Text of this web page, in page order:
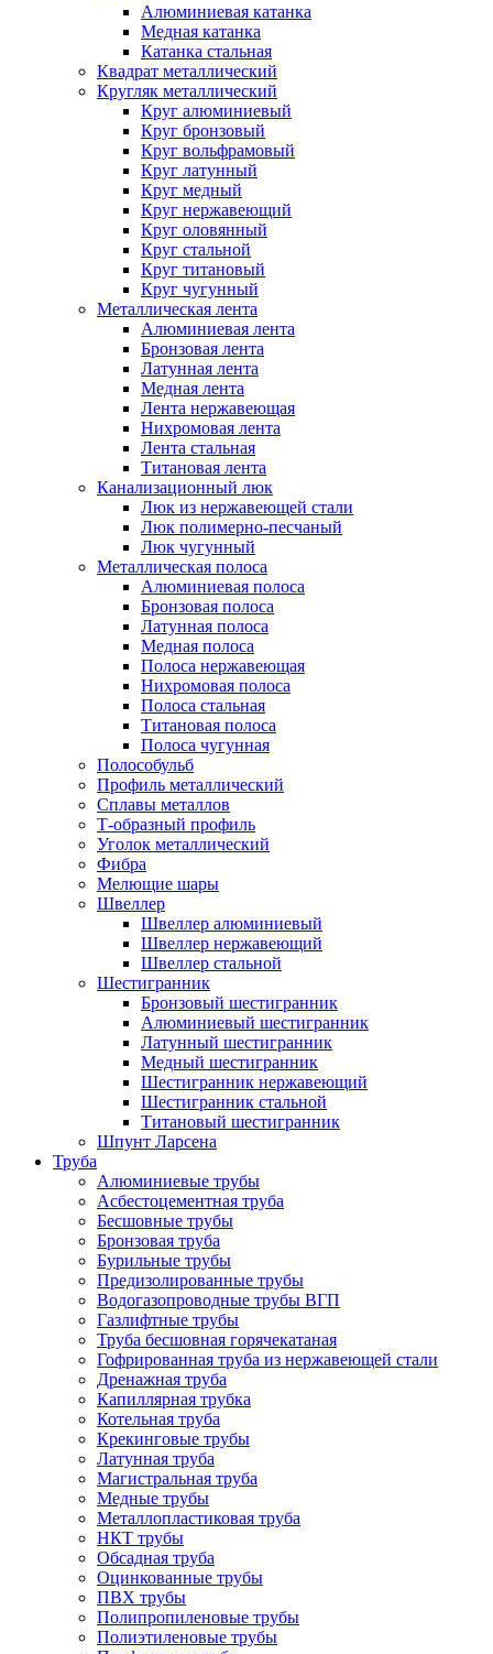
Алюминиевая катанка
Медная катанка
Катанка стальная
Квадрат металлический
Кругляк металлический
Круг алюминиевый
Круг бронзовый
Круг вольфрамовый
Круг латунный
Круг медный
Круг нержавеющий
Круг оловянный
Круг стальной
Круг титановый
Круг чугунный
Металлическая лента
Алюминиевая лента
Бронзовая лента
Латунная лента
Медная лента
Лента нержавеющая
Нихромовая лента
Лента стальная
Титановая лента
Канализационный люк
Люк из нержавеющей стали
Люк полимерно-песчаный
Люк чугунный
Металлическая полоса
Алюминиевая полоса
Бронзовая полоса
Латунная полоса
Медная полоса
Полоса нержавеющая
Нихромовая полоса
Полоса стальная
Титановая полоса
Полоса чугунная
Полособульб
Профиль металлический
Сплавы металлов
Т-образный профиль
Уголок металлический
Фибра
Мелющие шары
Швеллер
Швеллер алюминиевый
Швеллер нержавеющий
Швеллер стальной
Шестигранник
Бронзовый шестигранник
Алюминиевый шестигранник
Латунный шестигранник
Медный шестигранник
Шестигранник нержавеющий
Шестигранник стальной
Титановый шестигранник
Шпунт Ларсена
Труба
Алюминиевые трубы
Асбестоцементная труба
Бесшовные трубы
Бронзовая труба
Бурильные трубы
Предизолированные трубы
Водогазопроводные трубы ВГП
Газлифтные трубы
Труба бесшовная горячекатаная
Гофрированная труба из нержавеющей стали
Дренажная труба
Капиллярная трубка
Котельная труба
Крекинговые трубы
Латунная труба
Магистральная труба
Медные трубы
Металлопластиковая труба
НКТ трубы
Обсадная труба
Оцинкованные трубы
ПВХ трубы
Полипропиленовые трубы
Полиэтиленовые трубы